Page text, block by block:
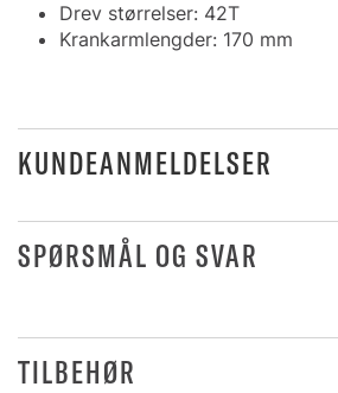
Drev størrelser: 42T
Krankarmlengder: 170 mm
KUNDEANMELDELSER
SPØRSMÅL OG SVAR
TILBEHØR